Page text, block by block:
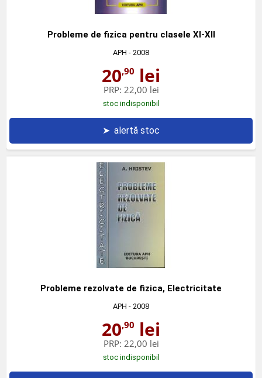
Probleme de fizica pentru clasele XI-XII
APH - 2008
20,90 lei
PRP: 22,00 lei
stoc indisponibil
➤ alertă stoc
Probleme rezolvate de fizica, Electricitate
APH - 2008
20,90 lei
PRP: 22,00 lei
stoc indisponibil